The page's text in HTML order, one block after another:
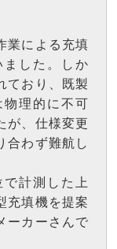
業による充填
した。しか
ており、既製
理的に不可
が、仕様変更
合わず難航し
計測した上
充填機を提案
ーカーさんで